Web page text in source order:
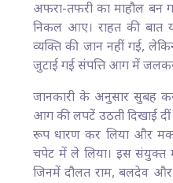
अफरा-तफरी का माहौल बन
निकल आए। राहत की बात
व्यक्ति की जान नहीं गई,
जुटाई गई संपत्ति आग में
जानकारी के अनुसार सुबह
आग की लपटें उठती दिखाई
रूप धारण कर लिया और
चपेट में ले लिया। इस संयुक्त
जिनमें दौलत राम, बलदेव और